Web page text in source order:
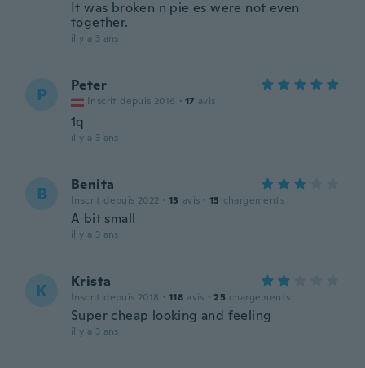
It was broken n pie es were not even
together.
il y a 3 ans
P Peter
Inscrit depuis 2016 · 17 avis
1q
il y a 3 ans
B Benita
Inscrit depuis 2022 · 13 avis · 13 chargements
A bit small
il y a 3 ans
K Krista
Inscrit depuis 2018 · 118 avis · 25 chargements
Super cheap looking and feeling
il y a 3 ans